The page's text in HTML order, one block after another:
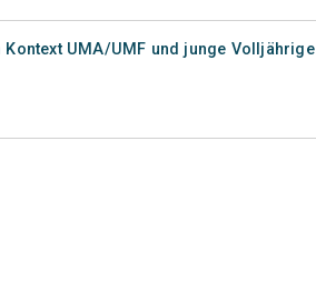
UMA/UMF und junge Volljährige